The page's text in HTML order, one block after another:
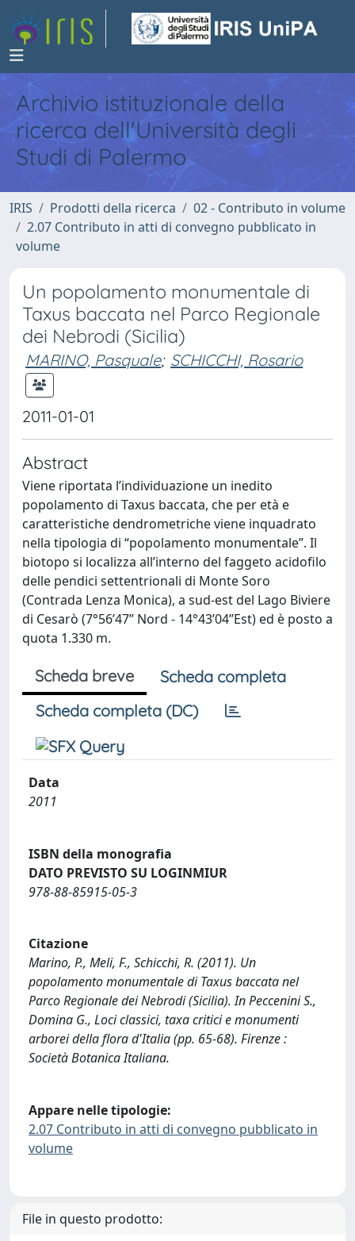
Archivio istituzionale della
ricerca dell'Università degli
Studi di Palermo
IRIS Prodotti della ricerca
02 - Contributo in volume
2.07 Contributo in atti di convegno pubblicato in
volume
Un popolamento monumentale di
Taxus baccata nel Parco Regionale
dei Nebrodi (Sicilia)
MARINO, Pasquale; SCHICCHI, Rosario
2011-01-01
Abstract
Viene riportata l’individuazione un inedito
popolamento di Taxus baccata, che per età e
caratteristiche dendrometriche viene inquadrato
nella tipologia di “popolamento monumentale”. Il
biotopo si localizza all’interno del faggeto acidofilo
delle pendici settentrionali di Monte Soro
(Contrada Lenza Monica), a sud-est del Lago Biviere
di Cesarò (7°56’47” Nord - 14°43’04’’Est) ed è posto a
quota 1.330 m.
Scheda breve
Scheda completa
Scheda completa (DC)
Data
2011
ISBN della monografia
DATO PREVISTO SU LOGINMIUR
978-88-85915-05-3
Citazione
Marino, P., Meli, F., Schicchi, R. (2011). Un
popolamento monumentale di Taxus baccata nel
Parco Regionale dei Nebrodi (Sicilia). In Peccenini S.,
Domina G., Loci classici, taxa critici e monumenti
arborei della flora d'Italia (pp. 65-68). Firenze :
Società Botanica Italiana.
Appare nelle tipologie:
2.07 Contributo in atti di convegno pubblicato in
volume
File in questo prodotto: